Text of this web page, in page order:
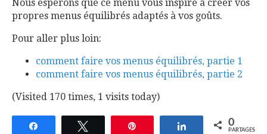
Nous espérons que ce menu vous inspire à créer vos
propres menus équilibrés adaptés à vos goûts.
Pour aller plus loin:
comment faire vos menus équilibrés, partie 1
comment faire vos menus équilibrés, partie 2
(Visited 170 times, 1 visits today)
Partagez 0
PARTAGES